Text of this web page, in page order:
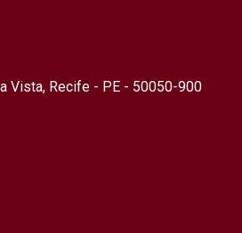
Vista, Recife - PE - 50050-900